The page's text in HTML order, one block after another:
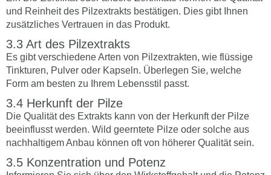
und Reinheit des Pilzextrakts bestätigen. Dies gibt Ihnen
zusätzliches Vertrauen in das Produkt.
Art des Pilzextrakts
Es gibt verschiedene Arten von Pilzextrakten, wie flüssige
Tinkturen, Pulver oder Kapseln. Überlegen Sie, welche
Form am besten zu Ihrem Lebensstil passt.
Herkunft der Pilze
Die Qualität des Extrakts kann von der Herkunft der Pilze
beeinflusst werden. Wild geerntete Pilze oder solche aus
nachhaltigem Anbau können oft von höherer Qualität sein.
Konzentration und Potenz